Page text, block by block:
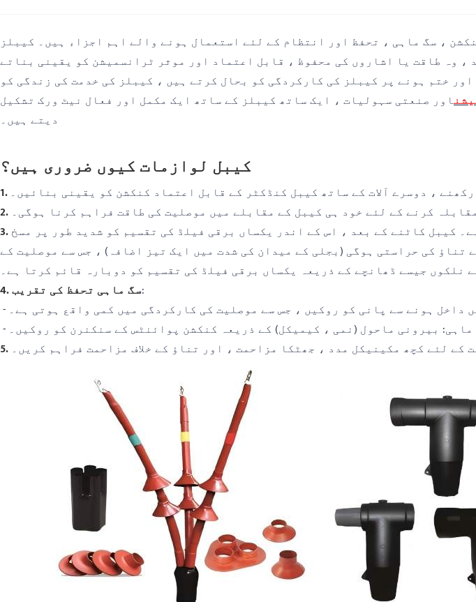
، سگ ماہی ، تحفظ اور انتظام کے لئے استعمال ہونے والے اہم اجزاء ہیں۔ کیبلز
وہ طاقت یا اشاروں کی محفوظ ، قابل اعتماد اور موثر ٹرانسمیشن کو یقینی بناتے
ختم ہونے پر کیبلز کی کارکردگی کو بحال کرتے ہیں ، کیبلز کی خدمت کی زندگی کو
اور صنعتی سہولیات ، ایک ساتھ کیبلز کے ساتھ ایک مکمل اور فعال نیٹ ورک تشکیل
دیتے ہیں۔
کیبل لوازمات کیوں ضروری ہیں؟
، دوسرے آلات کے ساتھ کیبل کنڈکٹر کے قابل اعتماد کنکشن کو یقینی بنائیں۔
کرنے کے لئے خود ہی کیبل کے مقابلے میں موصلیت کی طاقت فراہم کرنا ہوگی۔
کیبل کاٹنے کے بعد ، اس کے اندر یکساں برقی فیلڈ کی تقسیم کو شدید طور پر مسخ
کی حراستی ہوگی (بجلی کے میدان کی شدت میں ایک تیز اضافہ) ، جس سے موصلیت کے
نلکوں جیسے ڈھانچے کے ذریعہ یکساں برقی فیلڈ کی تقسیم کو دوبارہ قائم کرتا ہے۔
4. سگ ماہی تحفظ کی تقریب:
داخل ہونے سے پانی کو روکیں ، جس سے موصلیت کی کارکردگی میں کمی واقع ہوتی ہے۔
ماہی: بیرونی ماحول (نمی ، کیمیکل) کے ذریعہ کنکشن پوائنٹس کے سنکنرن کو روکیں۔
کے لئے کچھ مکینیکل مدد ، جھٹکا مزاحمت ، اور تناؤ کے خلاف مزاحمت فراہم کریں۔